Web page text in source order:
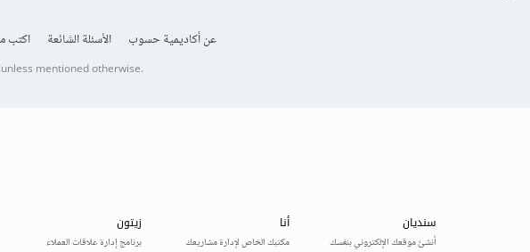
عن أكاديمية حسوب الأسئلة الشائعة اكتب
mentioned otherwise.